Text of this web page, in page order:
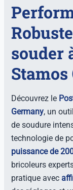
souder
Découvrez le
Germany, un
de soudure
technologie de
puissance de
bricoleurs
pratique avec